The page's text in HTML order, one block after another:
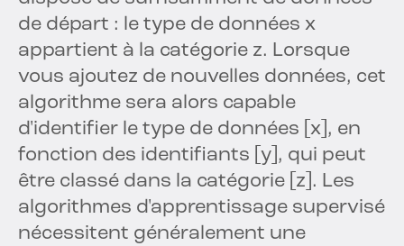
de départ : le type de données x
appartient à la catégorie z. Lorsque
vous ajoutez de nouvelles données, cet
algorithme sera alors capable
d'identifier le type de données [x], en
fonction des identifiants [y], qui peut
être classé dans la catégorie [z]. Les
algorithmes d'apprentissage supervisé
nécessitent généralement une